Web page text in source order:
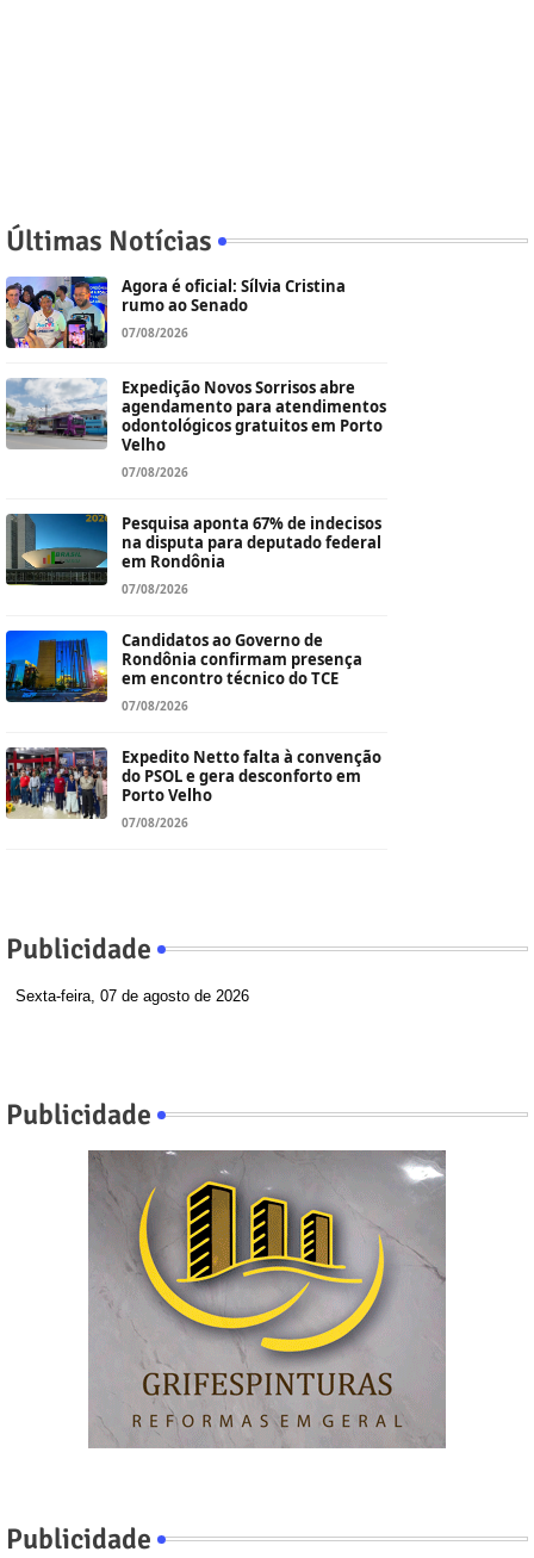
Últimas Notícias
Agora é oficial: Sílvia Cristina
rumo ao Senado
07/08/2026
Expedição Novos Sorrisos abre
agendamento para atendimentos
odontológicos gratuitos em Porto
Velho
07/08/2026
Pesquisa aponta 67% de indecisos
na disputa para deputado federal
em Rondônia
07/08/2026
Candidatos ao Governo de
Rondônia confirmam presença
em encontro técnico do TCE
07/08/2026
Expedito Netto falta à convenção
do PSOL e gera desconforto em
Porto Velho
07/08/2026
Publicidade
Sexta-feira, 07 de agosto de 2026
Publicidade
Publicidade